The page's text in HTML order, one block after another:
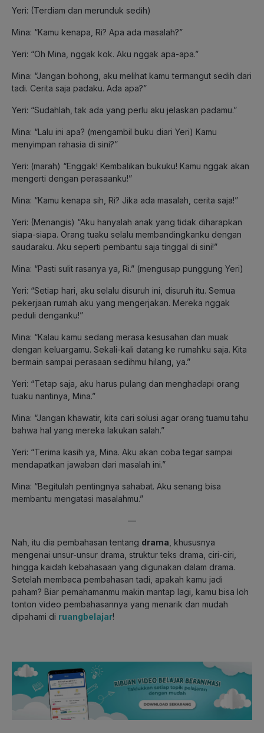
Yeri: (Terdiam dan merunduk sedih)
Mina: “Kamu kenapa, Ri? Apa ada masalah?”
Yeri: “Oh Mina, nggak kok. Aku nggak apa-apa.”
Mina: “Jangan bohong, aku melihat kamu termangut sedih dari
tadi. Cerita saja padaku. Ada apa?”
Yeri: “Sudahlah, tak ada yang perlu aku jelaskan padamu.”
Mina: “Lalu ini apa? (mengambil buku diari Yeri) Kamu
menyimpan rahasia di sini?”
Yeri: (marah) “Enggak! Kembalikan bukuku! Kamu nggak akan
mengerti dengan perasaanku!”
Mina: “Kamu kenapa sih, Ri? Jika ada masalah, cerita saja!”
Yeri: (Menangis) “Aku hanyalah anak yang tidak diharapkan
siapa-siapa. Orang tuaku selalu membandingkanku dengan
saudaraku. Aku seperti pembantu saja tinggal di sini!”
Mina: “Pasti sulit rasanya ya, Ri.” (mengusap punggung Yeri)
Yeri: “Setiap hari, aku selalu disuruh ini, disuruh itu. Semua
pekerjaan rumah aku yang mengerjakan. Mereka nggak
peduli denganku!”
Mina: “Kalau kamu sedang merasa kesusahan dan muak
dengan keluargamu. Sekali-kali datang ke rumahku saja. Kita
bermain sampai perasaan sedihmu hilang, ya.”
Yeri: “Tetap saja, aku harus pulang dan menghadapi orang
tuaku nantinya, Mina.”
Mina: “Jangan khawatir, kita cari solusi agar orang tuamu tahu
bahwa hal yang mereka lakukan salah.”
Yeri: “Terima kasih ya, Mina. Aku akan coba tegar sampai
mendapatkan jawaban dari masalah ini.”
Mina: “Begitulah pentingnya sahabat. Aku senang bisa
membantu mengatasi masalahmu.”
—
Nah, itu dia pembahasan tentang drama , khususnya
mengenai unsur-unsur drama, struktur teks drama, ciri-ciri,
hingga kaidah kebahasaan yang digunakan dalam drama.
Setelah membaca pembahasan tadi, apakah kamu jadi
paham? Biar pemahamanmu makin mantap lagi, kamu bisa loh
tonton video pembahasannya yang menarik dan mudah
dipahami di ruangbelajar!